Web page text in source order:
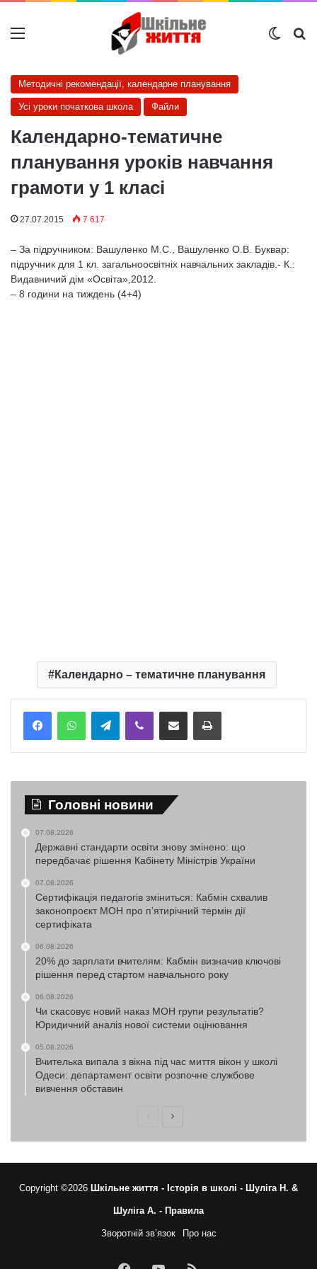
Меню
Методичні рекомендації, календарне планування
Усі уроки початкова школа Файли
Календарно-тематичне
планування уроків навчання
грамоти у 1 класі
27.07.2015 7 617
– За підручником: Вашуленко М.С., Вашуленко О.В. Буквар:
підручник для 1 кл. загальноосвітніх навчальних закладів.- К.:
Видавничий дім «Освіта»,2012.
– 8 години на тиждень (4+4)
Календарно – тематичне планування
TelegramViber Надіслати електронною поштоюНадрукувати
Головні новини
07.08.2026
Державні стандарти освіти знову змінено: що
передбачає рішення Кабінету Міністрів України
07.08.2026
Сертифікація педагогів зміниться: Кабмін схвалив
законопроєкт МОН про п’ятирічний термін дії
сертифіката
06.08.2026
20% до зарплати вчителям: Кабмін визначив ключові
рішення перед стартом навчального року
06.08.2026
Чи скасовує новий наказ МОН групи результатів?
Юридичний аналіз нової системи оцінювання
05.08.2026
Вчителька випала з вікна під час миття вікон у школі
Одеси: департамент освіти розпочне службове
вивчення обставин
ПопередняНаступна
Copyright ©2026 Шкільне життя - Історія в школі - Шуліга Н. &
Шуліга А. - Правила
Зворотній зв’язок Про нас